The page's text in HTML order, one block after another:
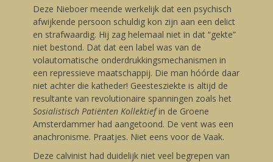
Deze Nieboer meende werkelijk dat een psychisch
afwijkende persoon schuldig kon zijn aan een delict
en strafwaardig. Hij zag helemaal niet in dat “gekte”
niet bestond. Dat dat een label was van de
volautomatische onderdrukkingsmechanismen in
een repressieve maatschappij. Die man hóórde daar
niet achter die katheder! Geestesziekte is altijd de
resultante van revolutionaire spanningen zoals het
Sosialistisch Patiënten Kollektiefin de Groene
Amsterdammer had aangetoond. De vent was een
anachronisme. Praatjes. Niet eens voor de Vaak.
Deze calvinist had duidelijk niet veel begrepen van